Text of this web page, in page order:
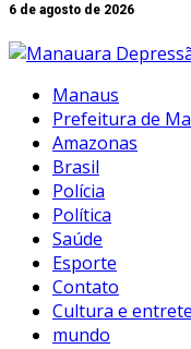
6 de agosto de 2026
Manaus
Prefeitura de
Amazonas
Brasil
Polícia
Política
Saúde
Esporte
Contato
Cultura e
mundo